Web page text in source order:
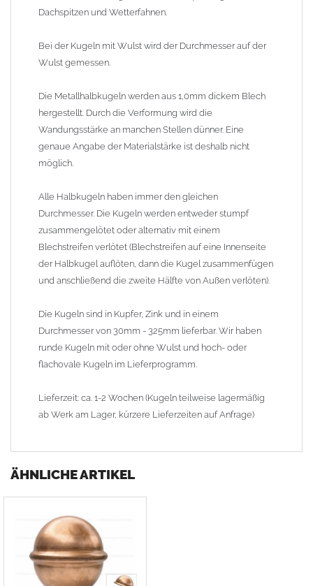
30mm - 325mm lieferbar. Wir haben runde Kugeln mit oder
Lieferprogramm.
am Lager, kürzere Lieferzeiten auf Anfrage)
Dachspitzen und Wetterfahnen.
Bei der Kugeln mit Wulst wird der Durchmesser auf der
Wulst gemessen.
Die Metallhalbkugeln werden aus 1,0mm dickem Blech
hergestellt. Durch die Verformung wird die
Wandungsstärke an manchen Stellen dünner. Eine
genaue Angabe der Materialstärke ist deshalb nicht
möglich.
Alle Halbkugeln haben immer den gleichen
Durchmesser. Die Kugeln werden entweder stumpf
zusammengelötet oder alternativ mit einem
Blechstreifen verlötet (Blechstreifen auf eine Innenseite
der Halbkugel auflöten, dann die Kugel zusammenfügen
und anschließend die zweite Hälfte von Außen verlöten).
Die Kugeln sind in Kupfer, Zink und in einem
Durchmesser von 30mm - 325mm lieferbar. Wir haben
runde Kugeln mit oder ohne Wulst und hoch- oder
flachovale Kugeln im Lieferprogramm.
Lieferzeit: ca. 1-2 Wochen (Kugeln teilweise lagermäßig
ab Werk am Lager, kürzere Lieferzeiten auf Anfrage)
ÄHNLICHE ARTIKEL